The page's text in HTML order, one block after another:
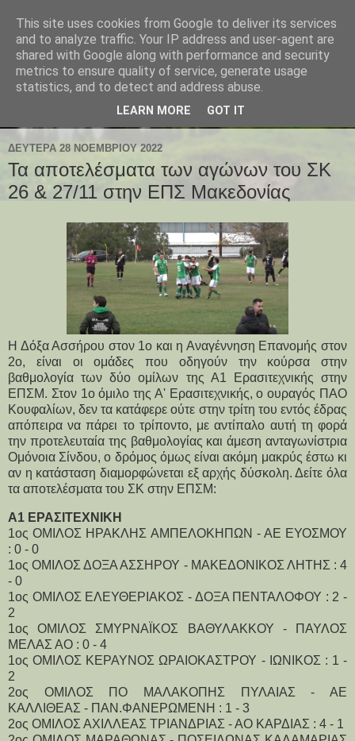
ΔΕΥΤΈΡΑ 28 ΝΟΕΜΒΡΊΟΥ 2022
Τα αποτελέσματα των αγώνων του ΣΚ
26 & 27/11 στην ΕΠΣ Μακεδονίας
Η Δόξα Ασσήρου στον 1ο και η Αναγέννηση Επανομής στον
2ο, είναι οι ομάδες που οδηγούν την κούρσα στην
βαθμολογία των δύο ομίλων της Α1 Ερασιτεχνικής στην
ΕΠΣΜ. Στον 1ο όμιλο της Α' Ερασιτεχνικής, ο ουραγός ΠΑΟ
Κουφαλίων, δεν τα κατάφερε ούτε στην τρίτη του εντός έδρας
απόπειρα να πάρει το τρίποντο, με αντίπαλο αυτή τη φορά
την προτελευταία της βαθμολογίας και άμεση ανταγωνίστρια
Ομόνοια Σίνδου, ο δρόμος όμως είναι ακόμη μακρύς έστω κι
αν η κατάσταση διαμορφώνεται εξ αρχής δύσκολη. Δείτε όλα
τα αποτελέσματα του ΣΚ στην ΕΠΣΜ:
Α1 ΕΡΑΣΙΤΕΧΝΙΚΗ
1ος ΟΜΙΛΟΣ ΗΡΑΚΛΗΣ ΑΜΠΕΛΟΚΗΠΩΝ - ΑΕ ΕΥΟΣΜΟΥ
: 0 - 0
1ος ΟΜΙΛΟΣ ΔΟΞΑ ΑΣΣΗΡΟΥ - ΜΑΚΕΔΟΝΙΚΟΣ ΛΗΤΗΣ : 4
- 0
1ος ΟΜΙΛΟΣ ΕΛΕΥΘΕΡΙΑΚΟΣ - ΔΟΞΑ ΠΕΝΤΑΛΟΦΟΥ : 2 -
2
1ος ΟΜΙΛΟΣ ΣΜΥΡΝΑΪΚΟΣ ΒΑΘΥΛΑΚΚΟΥ - ΠΑΥΛΟΣ
ΜΕΛΑΣ ΑΟ : 0 - 4
1ος ΟΜΙΛΟΣ ΚΕΡΑΥΝΟΣ ΩΡΑΙΟΚΑΣΤΡΟΥ - ΙΩΝΙΚΟΣ : 1 -
2
2ος ΟΜΙΛΟΣ ΠΟ ΜΑΛΑΚΟΠΗΣ ΠΥΛΑΙΑΣ - ΑΕ
ΚΑΛΛΙΘΕΑΣ - ΠΑΝ.ΦΑΝΕΡΩΜΕΝΗ : 1 - 3
2ος ΟΜΙΛΟΣ ΑΧΙΛΛΕΑΣ ΤΡΙΑΝΔΡΙΑΣ - ΑΟ ΚΑΡΔΙΑΣ : 4 - 1
This site uses cookies from Google to deliver its services
and to analyze traffic. Your IP address and user-agent are
shared with Google along with performance and security
metrics to ensure quality of service, generate usage
statistics, and to detect and address abuse.
LEARN MORE GOT IT